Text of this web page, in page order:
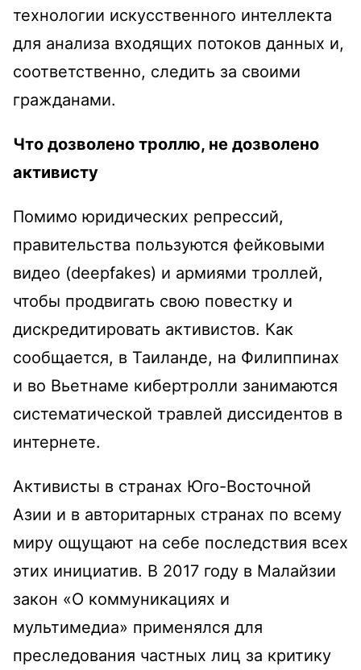
технологии искусственного интеллекта
для анализа входящих потоков данных и,
соответственно, следить за своими
гражданами.
Что дозволено троллю, не дозволено
активисту
Помимо юридических репрессий,
правительства пользуются фейковыми
видео (deepfakes) и армиями троллей,
чтобы продвигать свою повестку и
дискредитировать активистов. Как
сообщается, в Таиланде, на Филиппинах
и во Вьетнаме кибертролли занимаются
систематической травлей диссидентов в
интернете.
Активисты в странах Юго-Восточной
Азии и в авторитарных странах по всему
миру ощущают на себе последствия всех
этих инициатив. В 2017 году в Малайзии
закон «О коммуникациях и
мультимедиа» применялся для
преследования частных лиц за критику